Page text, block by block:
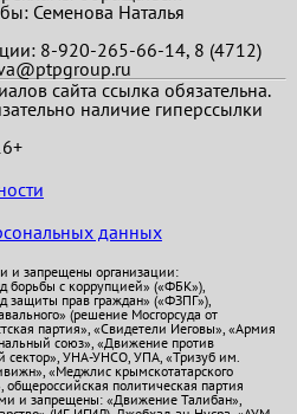
Семенова Наталья
8-920-265-66-14, 8 (4712)
сайта ссылка обязательна.
наличие гиперссылки
данных
и запрещены организации:
борьбы с коррупцией» («ФБК»),
защиты прав граждан» («ФЗПГ»),
(решение Мосгорсуда от
партия», «Свидетели Иеговы», «Армия
союз», «Движение против
сектор», УНА-УНСО, УПА, «Тризуб им.
«Меджлис крымскотатарского
общероссийская политическая партия
и запрещены: «Движение Талибан»,